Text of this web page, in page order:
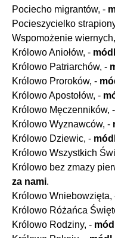
Pociecho migrantów, -
Pocieszycielko
Wspomożenie
Królowo Aniołów, -
Królowo Patriarchów, -
Królowo Proroków, -
Królowo Apostołów, -
Królowo Męczenników, -
Królowo Wyznawców, -
Królowo Dziewic, -
Królowo Wszystkich
Królowo bez zmazy
za nami.
Królowo Wniebowzięta,
Królowo Różańca
Królowo Rodziny, -